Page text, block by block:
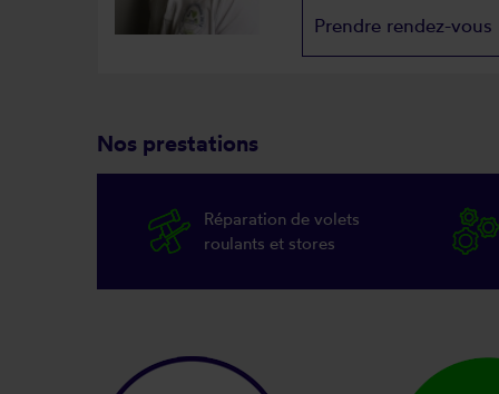
Prendre rendez-vous
Nos prestations
Réparation de volets
roulants et stores